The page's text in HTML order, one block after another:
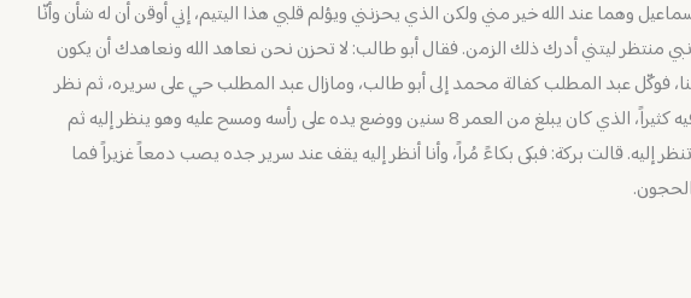
وهما عند الله خير مني ولكن الذي يحزنني ويؤلم قلبي هذا اليتيم، إني أوقن أن له شأن وأنّا
منتظر ليتني أدرك ذلك الزمن. فقال أبو طالب: لا تحزن نحن نعاهد الله ونعاهدك أن يكون
فوكّل عبد المطلب كفالة محمد إلى أبو طالب، ومازال عبد المطلب حي على سريره، ثم نظر
عبد المطلب إلى اليتيم الذي تعلق فيه كثيراً، الذي كان يبلغ من العمر 8 سنين ووضع يده على رأسه ومسح عليه وهو ينظر إليه ثم
إليه. قالت بركة: فبكى بكاءً مُراً، وأنا أنظر إليه يقف عند سرير جده يصب دمعاً غزيراً فما